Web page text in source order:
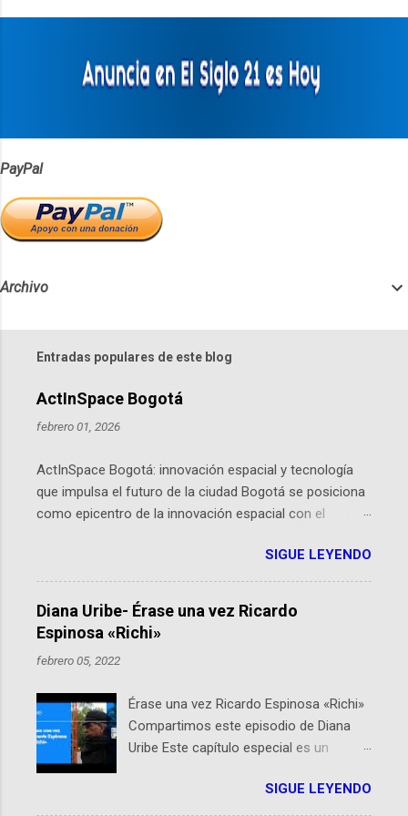
PayPal
Archivo
Entradas populares de este blog
ActInSpace Bogotá
febrero 01, 2026
ActInSpace Bogotá: innovación espacial y tecnología
que impulsa el futuro de la ciudad Bogotá se posiciona
como epicentro de la innovación espacial con el
hackathon global que convierte tecnologías de la
Agencia Espacial Europea en soluciones prácticas para
la vida cotidiana. Este evento, organizado por el
Planetario de Bogotá del Idartes y la Universidad de los
Andes, reúne a expertos como el presidente de Airbus
Colombia y líderes del sector aeroespacial para inspirar
por qué importa en Bogotá ActInSpace es una
competencia mundial que opera en más de 60
ciudades, donde participantes tienen 24 horas para
idear startups basadas en tecnologías espaciales
como satélites y datos orbitales. En Bogotá, arranca
SIGUE LEYENDO
Diana Uribe- Érase una vez Ricardo
Espinosa «Richi»
febrero 05, 2022
Érase una vez Ricardo Espinosa «Richi»
Compartimos este episodio de Diana
Uribe Este capítulo especial es un
encuentran en el espíritu de este
SIGUE LEYENDO